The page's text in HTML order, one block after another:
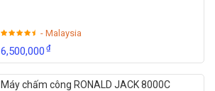
- Malaysia
6,500,000₫
Máy chấm công RONALD JACK 8000C